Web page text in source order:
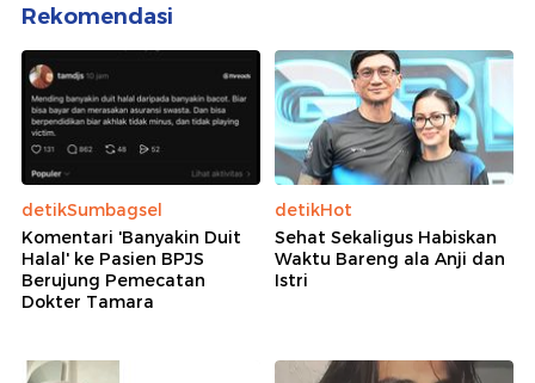
Rekomendasi
detikSumbagsel
Komentari 'Banyakin Duit
Halal' ke Pasien BPJS
Berujung Pemecatan
Dokter Tamara
detikHot
Sehat Sekaligus Habiskan
Waktu Bareng ala Anji dan
Istri